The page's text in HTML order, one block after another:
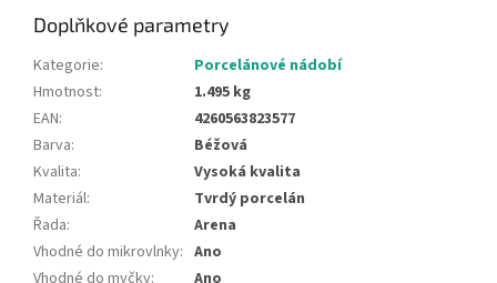
Doplňkové parametry
Kategorie:
Porcelánové nádobí
Hmotnost:
1.495 kg
EAN:
4260563823577
Barva:
Béžová
Kvalita:
Vysoká kvalita
Materiál:
Tvrdý porcelán
Řada:
Arena
Vhodné do mikrovlnky: Ano
Vhodné do myčky:
Ano